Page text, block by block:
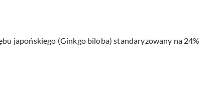
japońskiego (Ginkgo biloba) standaryzowany na 24%